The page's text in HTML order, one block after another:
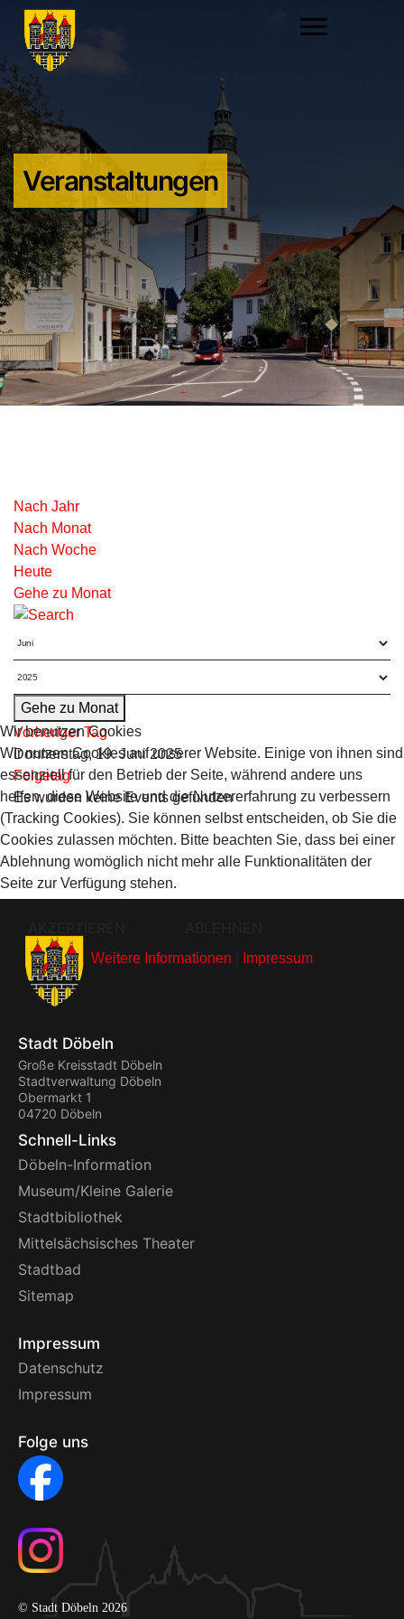
Veranstaltungen
Nach Jahr
Nach Monat
Nach Woche
Heute
Gehe zu Monat
Gehe zu Monat
Vorheriger Tag
Donnerstag, 19. Juni 2025
Folgetag
Es wurden keine Events gefunden
Stadt Döbeln
Große Kreisstadt Döbeln
Stadtverwaltung Döbeln
Obermarkt 1
04720 Döbeln
Schnell-Links
Döbeln-Information
Museum/Kleine Galerie
Stadtbibliothek
Mittelsächsisches Theater
Stadtbad
Sitemap
Impressum
Datenschutz
Impressum
Folge uns
© Stadt Döbeln 2026
Wir benutzen Cookies
Wir nutzen Cookies auf unserer Website. Einige von ihnen sind
essenziell für den Betrieb der Seite, während andere uns
helfen, diese Website und die Nutzererfahrung zu verbessern
(Tracking Cookies). Sie können selbst entscheiden, ob Sie die
Cookies zulassen möchten. Bitte beachten Sie, dass bei einer
Ablehnung womöglich nicht mehr alle Funktionalitäten der
Seite zur Verfügung stehen.
Weitere Informationen Impressum